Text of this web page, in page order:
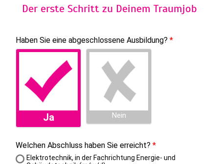
Der erste Schritt zu Deinem Traumjob